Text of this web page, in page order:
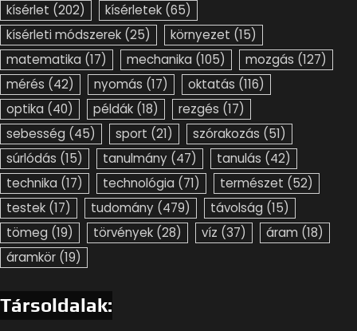
kísérlet (202) kísérletek (65)
kísérleti módszerek (25) környezet (15)
matematika (17) mechanika (105) mozgás (127)
mérés (42) nyomás (17) oktatás (116)
optika (40) példák (18) rezgés (17)
sebesség (45) sport (21) szórakozás (51)
súrlódás (15) tanulmány (47) tanulás (42)
technika (17) technológia (71) természet (52)
testek (17) tudomány (479) távolság (15)
tömeg (19) törvények (28) víz (37) áram (18)
áramkör (19)
Társoldalak: